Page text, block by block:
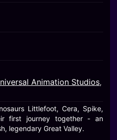
Animation Studios,
Littlefoot, Cera, Spike,
first journey together - an
legendary Great Valley.